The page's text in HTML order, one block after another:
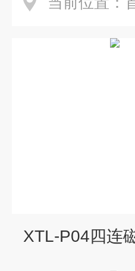
XTL-P04四连